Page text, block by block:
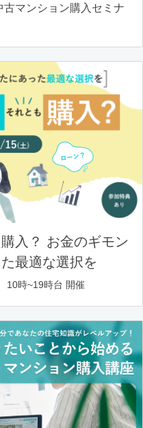
マンション購入セミナ
入？ お金のギモン
最適な選択を
10時~19時台 開催